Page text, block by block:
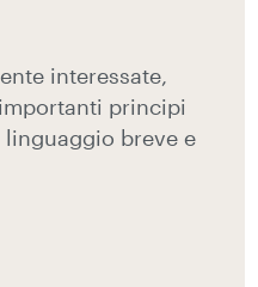
interessate,
principi
breve e